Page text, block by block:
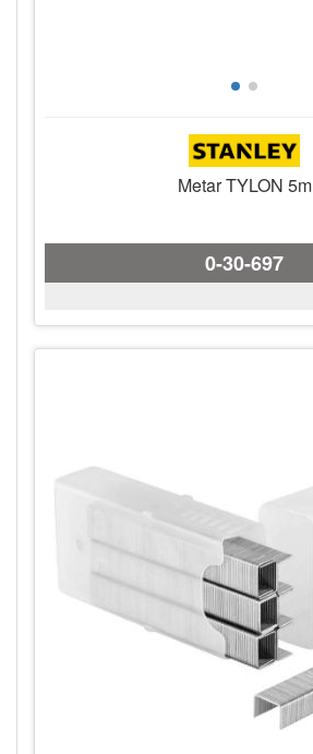
Metar TYLON 5m
0-30-697